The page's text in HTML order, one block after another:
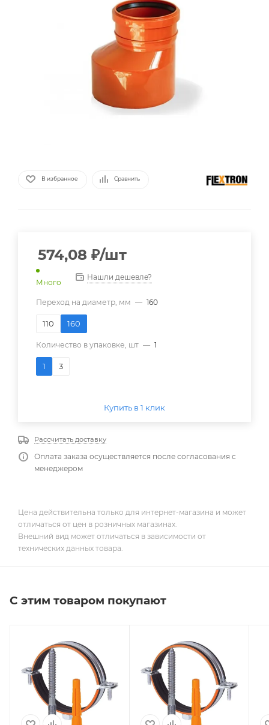
В избранное Сравнить
574,08 ₽/шт
Много
Нашли дешевле?
Переход на диаметр, мм — 160
110 160
Количество в упаковке, шт — 1
1 3
Купить в 1 клик
Рассчитать доставку
Оплата заказа осуществляется после согласования с
менеджером
Цена действительна только для интернет-магазина и может
отличаться от цен в розничных магазинах.
Внешний вид может отличаться в зависимости от
технических данных товара.
С этим товаром покупают